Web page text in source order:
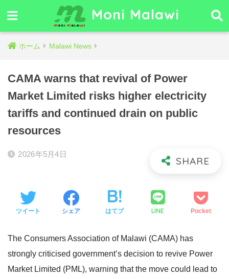
Moni Malawi
ホーム Malawi News
CAMA warns that revival of Power
Market Limited risks higher electricity
tariffs and continued drain on public
resources
2026年5月4日
ツイート シェア はてブ LINE Pocket
The Consumers Association of Malawi (CAMA) has
strongly criticised government’s decision to revive Power
Market Limited (PML), warning that the move could lead to